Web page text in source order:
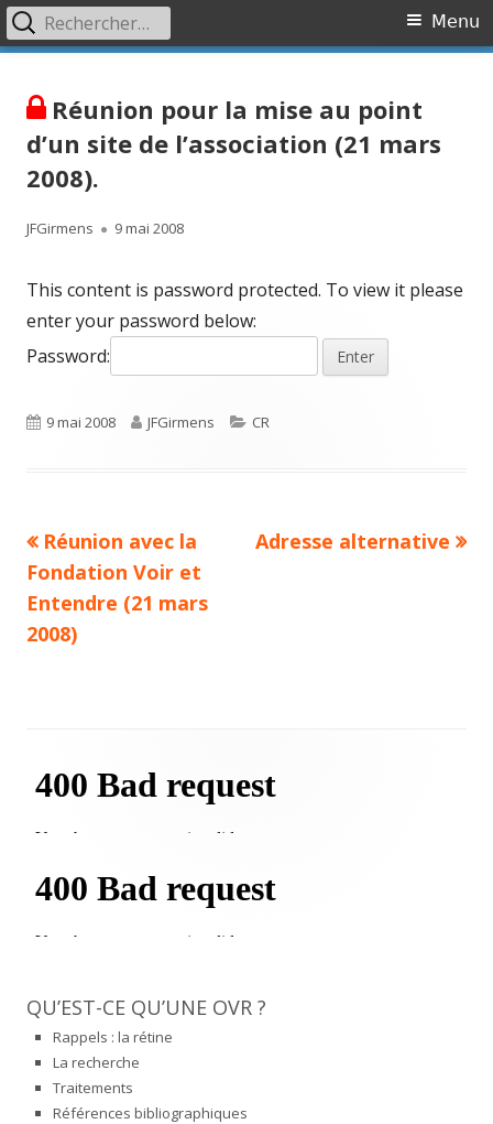
Primary
Menu
Rechercher :
Réunion pour la mise au point
d’un site de l’association (21 mars
2008).
Author
JFGirmens
Published
9 mai 2008
This content is password protected. To view it please
enter your password below:
Password:
Published
9 mai 2008 Author
JFGirmens Categories
CR
Navigation
de
l’article
Previous
article:
Réunion avec la
Fondation Voir et
Entendre (21 mars
2008)
Next
Adresse alternative
Main
Sidebar
QU’EST-CE QU’UNE OVR ?
Rappels : la rétine
La recherche
Traitements
Références bibliographiques